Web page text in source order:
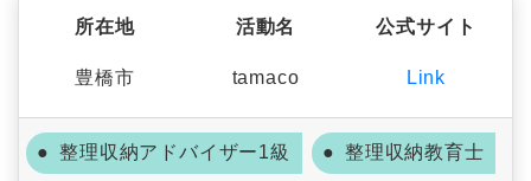
所在地
豊橋市
活動名
tamaco
公式サイト
Link
整理収納アドバイザー1級 整理収納教育士